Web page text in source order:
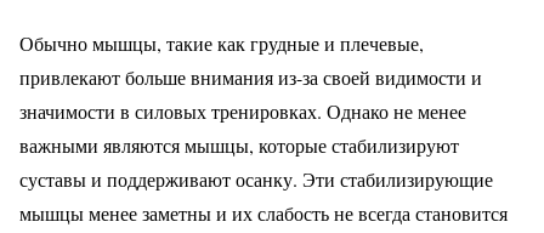
Обычно мышцы, такие как грудные и плечевые,
привлекают больше внимания из-за своей видимости и
значимости в силовых тренировках. Однако не менее
важными являются мышцы, которые стабилизируют
суставы и поддерживают осанку. Эти стабилизирующие
мышцы менее заметны и их слабость не всегда становится